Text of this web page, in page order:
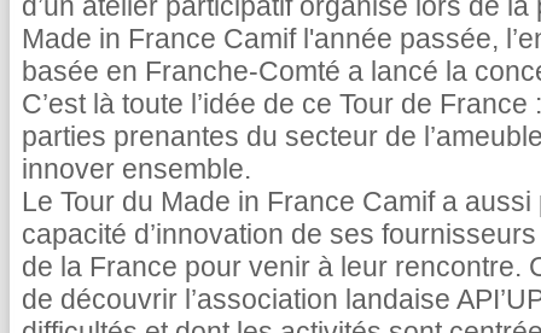
Made in France Camif l'année passée,
basée en Franche-Comté a lancé la
C’est là toute l’idée de ce Tour de
parties prenantes du secteur de
innover ensemble.
Le Tour du Made in France Camif a
capacité d’innovation de ses
de la France pour venir à leur rencontre.
de découvrir l’association landaise